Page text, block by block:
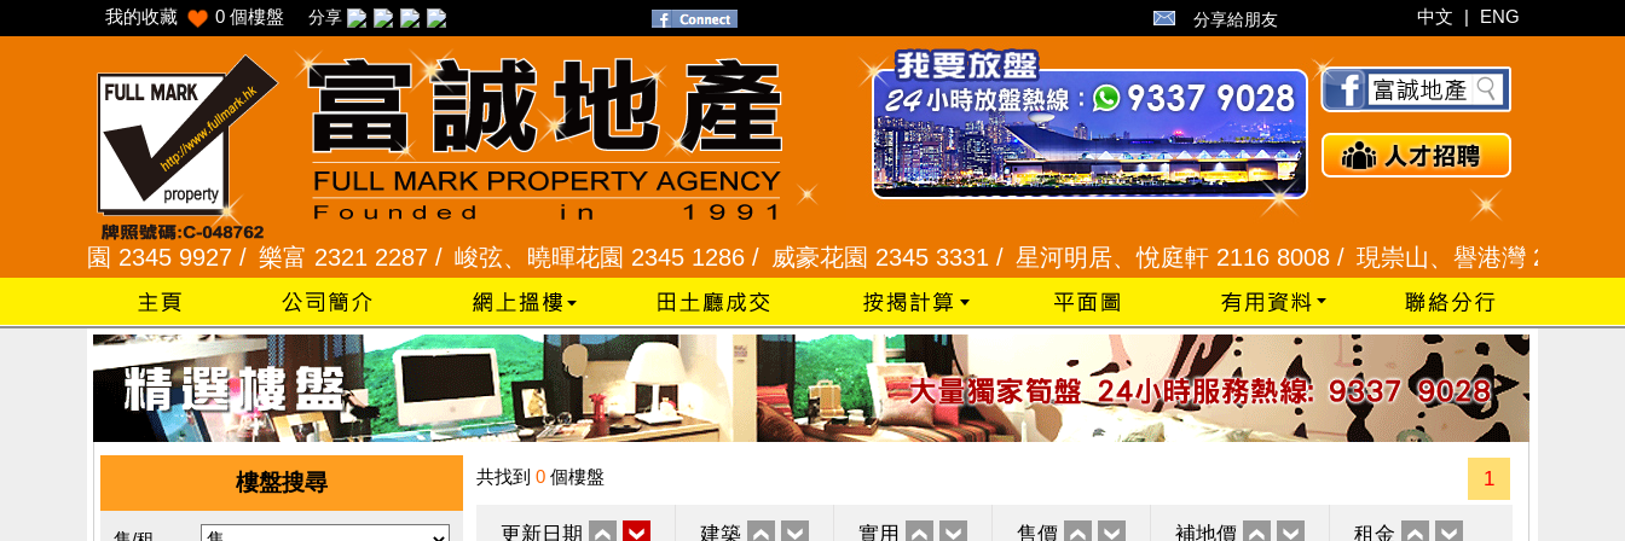
我的收藏 0 個樓盤 分享 分享給朋友 中文 | ENG
園 2345 9927 /樂富 2321 2287 /峻弦、曉暉花園 2345 1286 /威豪花園 2345 3331 /星河明居、悅庭軒 2116 8008 /現崇山、譽港灣 2345 9926 /
樓盤搜尋 共找到 0 個樓盤 1
更新日期 建築 實用 售價 補地價 租金